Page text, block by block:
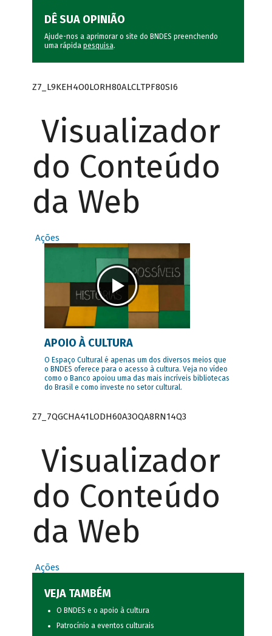
DÊ SUA OPINIÃO
Ajude-nos a aprimorar o site do BNDES preenchendo
uma rápida pesquisa.
Z7_L9KEH4O0LORH80ALCLTPF80SI6
Visualizador
do Conteúdo
da Web
Ações
APOIO À CULTURA
O Espaço Cultural é apenas um dos diversos meios que
o BNDES oferece para o acesso à cultura. Veja no vídeo
como o Banco apoiou uma das mais incríveis bibliotecas
do Brasil e como investe no setor cultural.
Z7_7QGCHA41LODH60A3OQA8RN14Q3
Visualizador
do Conteúdo
da Web
Ações
VEJA TAMBÉM
O BNDES e o apoio à cultura
Patrocínio a eventos culturais